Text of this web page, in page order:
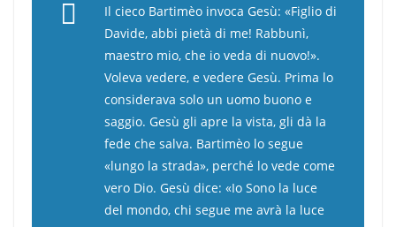
Il cieco Bartimèo invoca Gesù: «Figlio di
Davide, abbi pietà di me! Rabbunì,
maestro mio, che io veda di nuovo!».
Voleva vedere, e vedere Gesù. Prima lo
considerava solo un uomo buono e
saggio. Gesù gli apre la vista, gli dà la
fede che salva. Bartimèo lo segue
«lungo la strada», perché lo vede come
vero Dio. Gesù dice: «Io Sono la luce
del mondo, chi segue me avrà la luce